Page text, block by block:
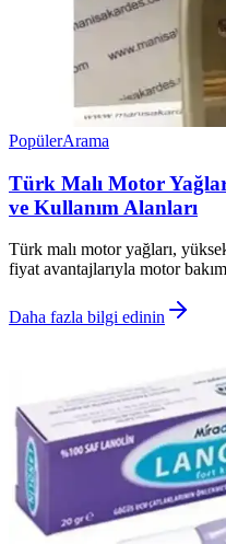
PopülerArama
Türk Malı Motor
ve Kullanım Alanları
Türk malı motor yağları,
fiyat avantajlarıyla motor
Daha fazla bilgi edinin